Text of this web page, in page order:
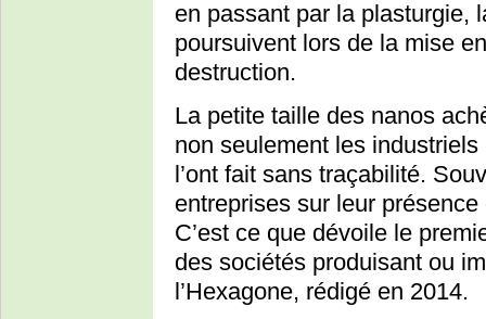
en passant par la
poursuivent lors de la mise
destruction.
La petite taille des nanos
non seulement les
l’ont fait sans traçabilité.
entreprises sur leur
C’est ce que dévoile le
des sociétés produisant ou
l’Hexagone, rédigé en 2014.